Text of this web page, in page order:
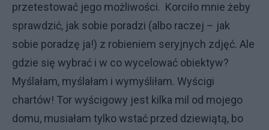
przetestować jego możliwości. Korciło mnie żeby
sprawdzić, jak sobie poradzi (albo raczej – jak
sobie poradzę ja!) z robieniem seryjnych zdjęć. Ale
gdzie się wybrać i w co wycelować obiektyw?
Myślałam, myślałam i wymyśliłam. Wyścigi
chartów! Tor wyścigowy jest kilka mil od mojego
domu, musiałam tylko wstać przed dziewiątą, bo